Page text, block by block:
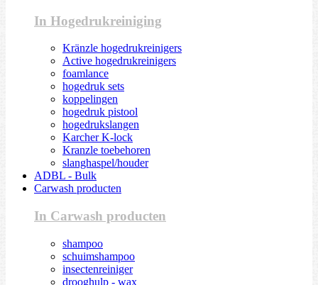
In Hogedrukreiniging
Kränzle hogedrukreinigers
Active hogedrukreinigers
foamlance
hogedruk sets
koppelingen
hogedruk pistool
hogedrukslangen
Karcher K-lock
Kranzle toebehoren
slanghaspel/houder
ADBL - Bulk
Carwash producten
In Carwash producten
shampoo
schuimshampoo
insectenreiniger
drooghulp - wax